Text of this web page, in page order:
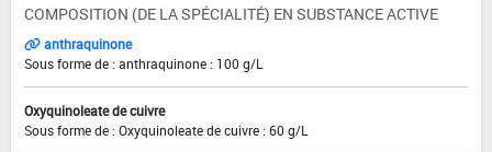
COMPOSITION (DE LA SPÉCIALITÉ) EN SUBSTANCE ACTIVE
anthraquinone
Sous forme de : anthraquinone : 100 g/L
Oxyquinoleate de cuivre
Sous forme de : Oxyquinoleate de cuivre : 60 g/L